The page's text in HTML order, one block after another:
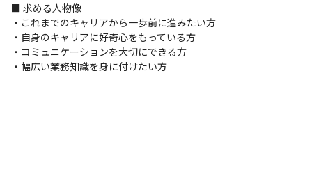
・AI/IoT/コネクティッドに関するクラウド案件が多く、
AWS/Microsoft Azure/Salesforceなどの最新技術の習得が可能で
す
・セキュリティに関わる技術革新に伴い、関連する開発/インフラ
共に需要が急拡大しています
■ 求める人物像
・これまでのキャリアから一歩前に進みたい方
・自身のキャリアに好奇心をもっている方
・コミュニケーションを大切にできる方
・幅広い業務知識を身に付けたい方